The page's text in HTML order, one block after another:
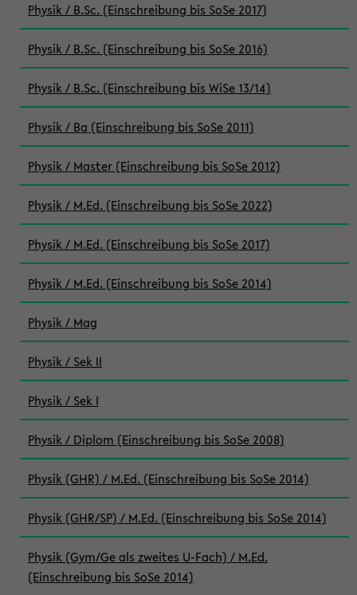
Physik / B.Sc. (Einschreibung bis SoSe 2017)
Physik / B.Sc. (Einschreibung bis SoSe 2016)
Physik / B.Sc. (Einschreibung bis WiSe 13/14)
Physik / Ba (Einschreibung bis SoSe 2011)
Physik / Master (Einschreibung bis SoSe 2012)
Physik / M.Ed. (Einschreibung bis SoSe 2022)
Physik / M.Ed. (Einschreibung bis SoSe 2017)
Physik / M.Ed. (Einschreibung bis SoSe 2014)
Physik / Mag
Physik / Sek II
Physik / Sek I
Physik / Diplom (Einschreibung bis SoSe 2008)
Physik (GHR) / M.Ed. (Einschreibung bis SoSe 2014)
Physik (GHR/SP) / M.Ed. (Einschreibung bis SoSe 2014)
Physik (Gym/Ge als zweites U-Fach) / M.Ed.
(Einschreibung bis SoSe 2014)